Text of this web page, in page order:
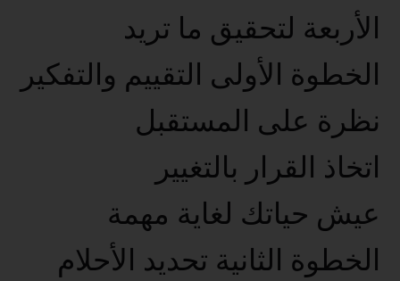
الأربعة لتحقيق ما تريد
الخطوة الأولى التقييم والتفكير
نظرة على المستقبل
اتخاذ القرار بالتغيير
عيش حياتك لغاية مهمة
الخطوة الثانية تحديد الأحلام